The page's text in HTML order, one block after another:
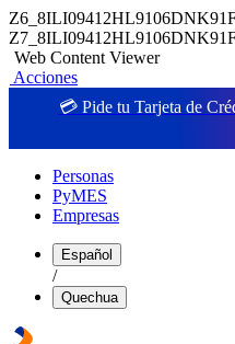
Web Content Viewer
Acciones
💳 Pide tu Tarjeta de
Personas
PyMES
Empresas
Español
/
Quechua